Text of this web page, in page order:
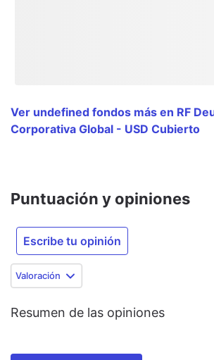
Ver undefined fondos más en RF
Corporativa Global - USD Cubierto
Puntuación y opiniones
Escribe tu opinión
Valoración
Resumen de las opiniones